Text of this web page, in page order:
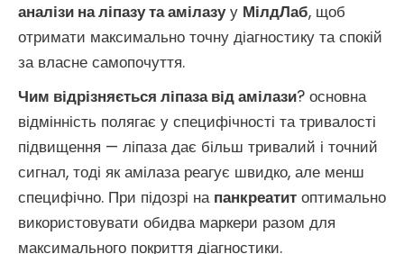
аналізи на ліпазу та амілазуу МілдЛаб, щоб
отримати максимально точну діагностику та спокій
за власне самопочуття.
Чим відрізняється ліпаза від амілази? основна
відмінність полягає у специфічності та тривалості
підвищення — ліпаза дає більш тривалий і точний
сигнал, тоді як амілаза реагує швидко, але менш
специфічно. При підозрі на панкреатит оптимально
використовувати обидва маркери разом для
максимального покриття діагностики.